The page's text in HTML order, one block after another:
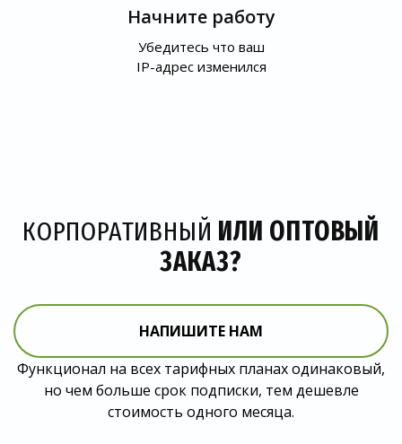
Начните работу
Убедитесь что ваш
IP-адрес изменился
КОРПОРАТИВНЫЙ ИЛИ ОПТОВЫЙ
ЗАКАЗ?
НАПИШИТЕ НАМ
Функционал на всех тарифных планах одинаковый,
но чем больше срок подписки, тем дешевле
стоимость одного месяца.